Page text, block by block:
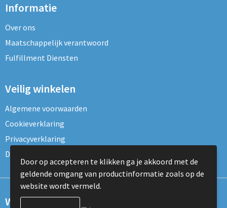
Informatie
Over ons
Maatschappelijk verantwoord
Fulfillment Diensten
Veilig winkelen
Algemene voorwaarden
Cookieverklaring
Privacyverklaring
Disclaimer
Wil je onze nieuwsbrief ontvangen?
Door op accepteren te klikken ga je akkoord met de
geldende omgang van productinformatie zoals op de
website wordt vermeld.